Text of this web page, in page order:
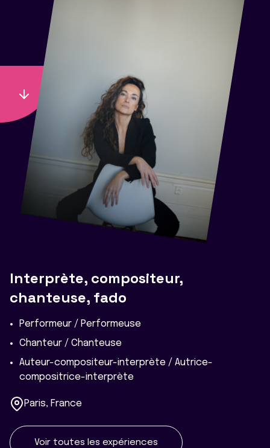
Interprète, compositeur,
chanteuse, fado
Performeur / Performeuse
Chanteur / Chanteuse
Auteur-compositeur-interprète / Autrice-
compositrice-interprète
Paris, France
Voir toutes les expériences